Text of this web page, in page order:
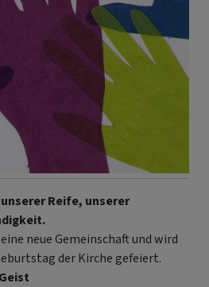
Reife, unserer
neue Gemeinschaft und wird
der Kirche gefeiert.